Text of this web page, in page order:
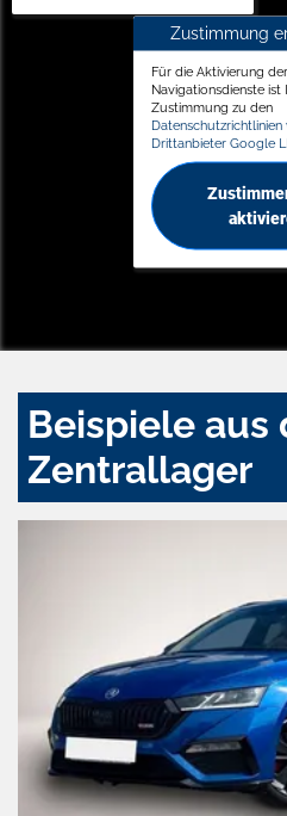
Zustimmung
Für die Aktivierung
Navigationsdienste ist
Zustimmung zu den
Datenschutzrichtlinien
Drittanbieter Google
Beispiele aus
Zentrallager